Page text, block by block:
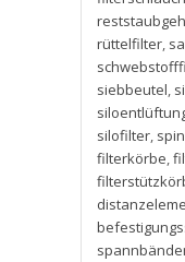
rüttelfilter,
siebbeutel,
silofilter,
filterkörbe,